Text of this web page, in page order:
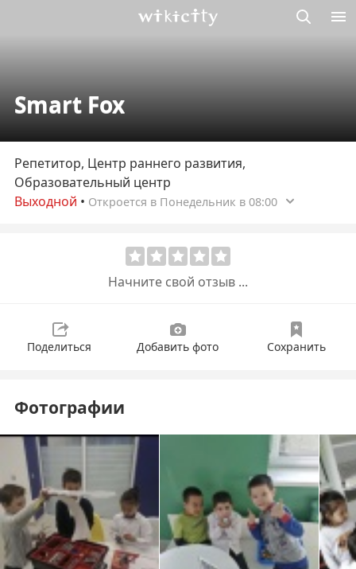
Smart Fox
Репетитор, Центр раннего развития,
Образовательный центр
Выходной • Откроется в Понедельник в 08:00
Начните свой отзыв ...
Поделиться Добавить фото Сохранить
Фотографии